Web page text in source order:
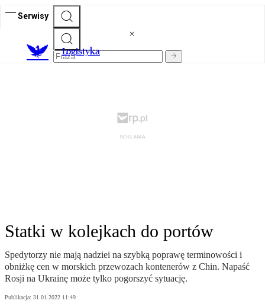
Serwisy
Logistyka
Statki w kolejkach do portów
Spedytorzy nie mają nadziei na szybką poprawę terminowości i
obniżkę cen w morskich przewozach kontenerów z Chin. Napaść
Rosji na Ukrainę może tylko pogorszyć sytuację.
Publikacja: 31.01.2022 11:49